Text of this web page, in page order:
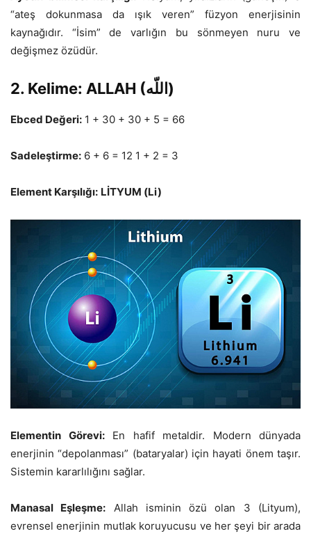
“ateş dokunmasa da ışık veren” füzyon enerjisinin
kaynağıdır. “İsim” de varlığın bu sönmeyen nuru ve
değişmez özüdür.
2. Kelime: ALLAH (اللّه)
Ebced Değeri: 1 + 30 + 30 + 5 = 66
Sadeleştirme: 6 + 6 = 12 1 + 2 = 3
Element Karşılığı: LİTYUM (Li)
Elementin Görevi:En hafif metaldir. Modern dünyada
enerjinin “depolanması” (bataryalar) için hayati önem taşır.
Sistemin kararlılığını sağlar.
Manasal Eşleşme: Allah isminin özü olan 3 (Lityum),
evrensel enerjinin mutlak koruyucusu ve her şeyi bir arada